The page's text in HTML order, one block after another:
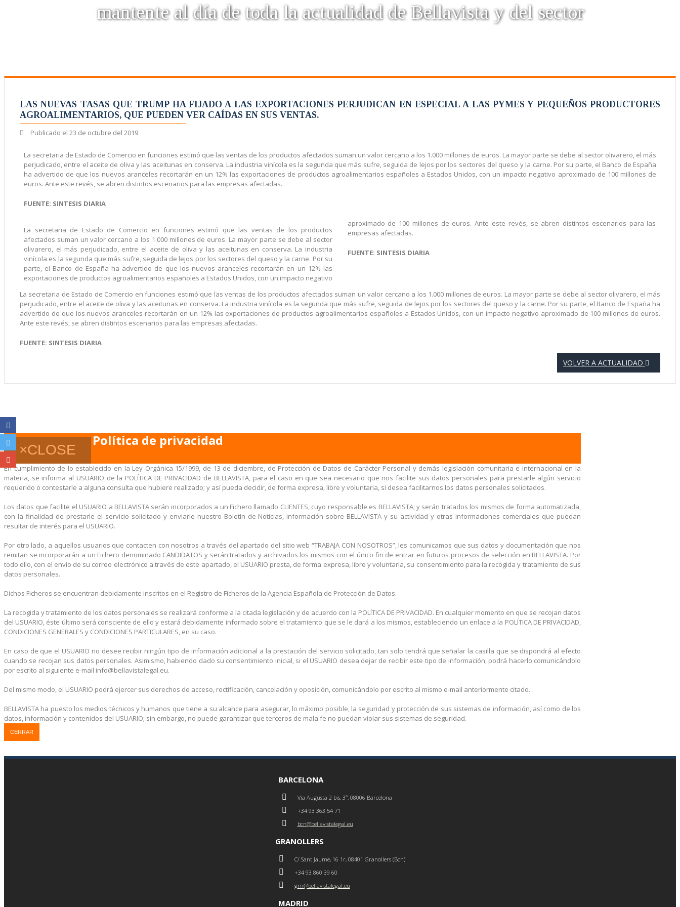
mantente al día de toda la actualidad de Bellavista y del sector
LAS NUEVAS TASAS QUE TRUMP HA FIJADO A LAS EXPORTACIONES PERJUDICAN EN ESPECIAL A LAS PYMES Y PEQUEÑOS PRODUCTORES
AGROALIMENTARIOS, QUE PUEDEN VER CAÍDAS EN SUS VENTAS.
Publicado el 23 de octubre del 2019
La secretaria de Estado de Comercio en funciones estimó que las ventas de los productos afectados suman un valor cercano a los 1.000 millones de euros. La mayor parte se debe al sector olivarero, el más
perjudicado, entre el aceite de oliva y las aceitunas en conserva. La industria vinícola es la segunda que más sufre, seguida de lejos por los sectores del queso y la carne. Por su parte, el Banco de España
ha advertido de que los nuevos aranceles recortarán en un 12% las exportaciones de productos agroalimentarios españoles a Estados Unidos, con un impacto negativo aproximado de 100 millones de
euros. Ante este revés, se abren distintos escenarios para las empresas afectadas.
FUENTE: SINTESIS DIARIA
La secretaria de Estado de Comercio en funciones estimó que las ventas de los productos
afectados suman un valor cercano a los 1.000 millones de euros. La mayor parte se debe al sector
olivarero, el más perjudicado, entre el aceite de oliva y las aceitunas en conserva. La industria
vinícola es la segunda que más sufre, seguida de lejos por los sectores del queso y la carne. Por su
parte, el Banco de España ha advertido de que los nuevos aranceles recortarán en un 12% las
exportaciones de productos agroalimentarios españoles a Estados Unidos, con un impacto negativo
aproximado de 100 millones de euros. Ante este revés, se abren distintos escenarios para las
empresas afectadas.
FUENTE: SINTESIS DIARIA
La secretaria de Estado de Comercio en funciones estimó que las ventas de los productos afectados suman un valor cercano a los 1.000 millones de euros. La mayor parte se debe al sector olivarero, el más
perjudicado, entre el aceite de oliva y las aceitunas en conserva. La industria vinícola es la segunda que más sufre, seguida de lejos por los sectores del queso y la carne. Por su parte, el Banco de España ha
advertido de que los nuevos aranceles recortarán en un 12% las exportaciones de productos agroalimentarios españoles a Estados Unidos, con un impacto negativo aproximado de 100 millones de euros.
Ante este revés, se abren distintos escenarios para las empresas afectadas.
FUENTE: SINTESIS DIARIA
VOLVER A ACTUALIDAD
×CLOSE
Política de privacidad
En cumplimiento de lo establecido en la Ley Orgánica 15/1999, de 13 de diciembre, de Protección de Datos de Carácter Personal y demás legislación comunitaria e internacional en la
materia, se informa al USUARIO de la POLÍTICA DE PRIVACIDAD de BELLAVISTA, para el caso en que sea necesario que nos facilite sus datos personales para prestarle algún servicio
requerido o contestarle a alguna consulta que hubiere realizado; y así pueda decidir, de forma expresa, libre y voluntaria, si desea facilitarnos los datos personales solicitados.
Los datos que facilite el USUARIO a BELLAVISTA serán incorporados a un Fichero llamado CLIENTES, cuyo responsable es BELLAVISTA; y serán tratados los mismos de forma automatizada,
con la finalidad de prestarle el servicio solicitado y enviarle nuestro Boletín de Noticias, información sobre BELLAVISTA y su actividad y otras informaciones comerciales que puedan
resultar de interés para el USUARIO.
Por otro lado, a aquellos usuarios que contacten con nosotros a través del apartado del sitio web “TRABAJA CON NOSOTROS”, les comunicamos que sus datos y documentación que nos
remitan se incorporarán a un Fichero denominado CANDIDATOS y serán tratados y archivados los mismos con el único fin de entrar en futuros procesos de selección en BELLAVISTA. Por
todo ello, con el envío de su correo electrónico a través de este apartado, el USUARIO presta, de forma expresa, libre y voluntaria, su consentimiento para la recogida y tratamiento de sus
datos personales.
Dichos Ficheros se encuentran debidamente inscritos en el Registro de Ficheros de la Agencia Española de Protección de Datos.
La recogida y tratamiento de los datos personales se realizará conforme a la citada legislación y de acuerdo con la POLÍTICA DE PRIVACIDAD. En cualquier momento en que se recojan datos
del USUARIO, éste último será consciente de ello y estará debidamente informado sobre el tratamiento que se le dará a los mismos, estableciendo un enlace a la POLÍTICA DE PRIVACIDAD,
CONDICIONES GENERALES y CONDICIONES PARTICULARES, en su caso.
En caso de que el USUARIO no desee recibir ningún tipo de información adicional a la prestación del servicio solicitado, tan solo tendrá que señalar la casilla que se dispondrá al efecto
cuando se recojan sus datos personales. Asimismo, habiendo dado su consentimiento inicial, si el USUARIO desea dejar de recibir este tipo de información, podrá hacerlo comunicándolo
por escrito al siguiente e-mail info@bellavistalegal.eu.
Del mismo modo, el USUARIO podrá ejercer sus derechos de acceso, rectificación, cancelación y oposición, comunicándolo por escrito al mismo e-mail anteriormente citado.
BELLAVISTA ha puesto los medios técnicos y humanos que tiene a su alcance para asegurar, lo máximo posible, la seguridad y protección de sus sistemas de información, así como de los
datos, información y contenidos del USUARIO; sin embargo, no puede garantizar que terceros de mala fe no puedan violar sus sistemas de seguridad.
CERRAR
BARCELONA
Via Augusta 2 bis, 3º, 08006 Barcelona
+34 93 363 54 71
bcn@bellavistalegal.eu
GRANOLLERS
C/ Sant Jaume, 16 1r, 08401 Granollers (Bcn)
+34 93 860 39 60
grn@bellavistalegal.eu
MADRID